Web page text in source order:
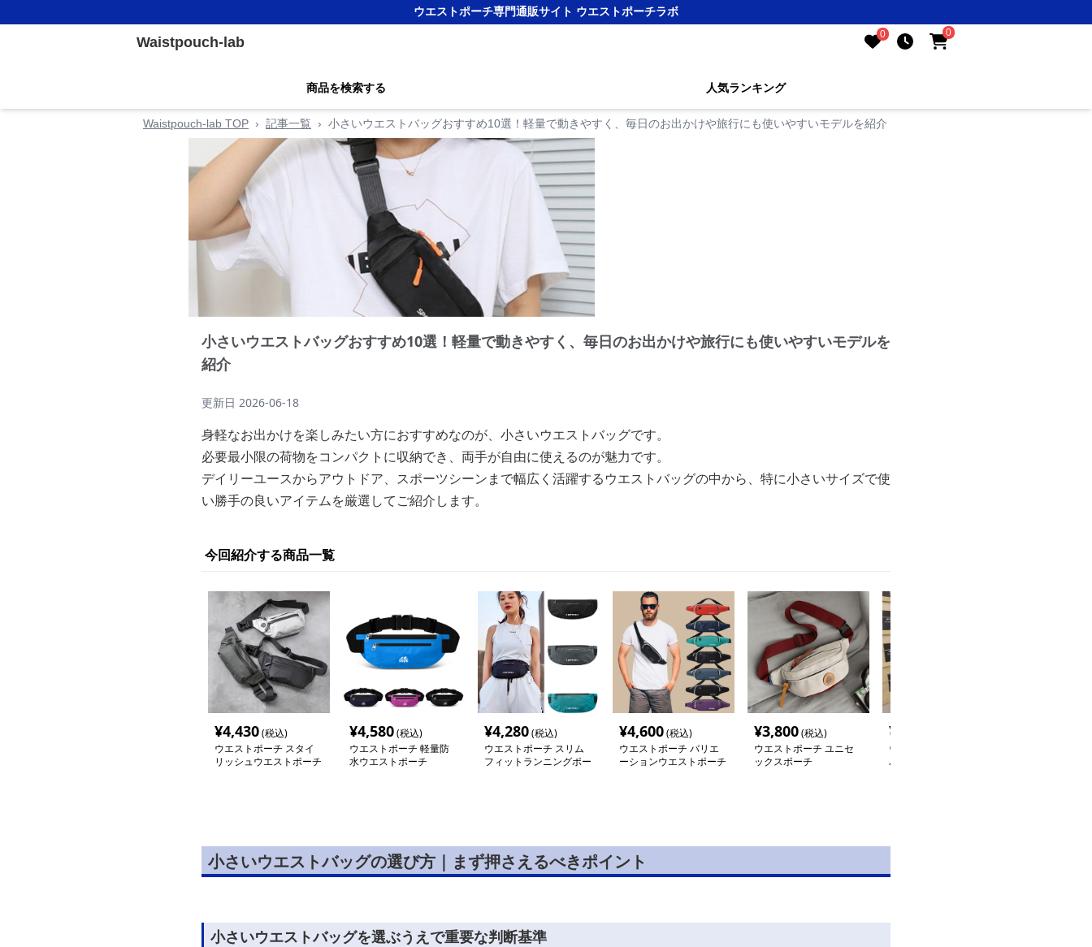
ウエストポーチ専門通販サイト ウエストポーチラボ
Waistpouch-lab 0 0
商品を検索する 人気ランキング
Waistpouch-lab TOP › 記事一覧 › 小さいウエストバッグおすすめ10選！軽量で動きやすく、毎日のお出かけや旅行にも使いやすいモデルを紹介
小さいウエストバッグおすすめ10選！軽量で動きやすく、毎日のお出かけや旅行にも使いやすいモデルを
紹介
更新日 2026-06-18
身軽なお出かけを楽しみたい方におすすめなのが、小さいウエストバッグです。
必要最小限の荷物をコンパクトに収納でき、両手が自由に使えるのが魅力です。
デイリーユースからアウトドア、スポーツシーンまで幅広く活躍するウエストバッグの中から、特に小さいサイズで使
い勝手の良いアイテムを厳選してご紹介します。
今回紹介する商品一覧
¥4,430(税込)
ウエストポーチ スタイ
リッシュウエストポーチ
¥4,580(税込)
ウエストポーチ 軽量防
水ウエストポーチ
¥4,280(税込)
ウエストポーチ スリム
フィットランニングポー
¥4,600(税込)
ウエストポーチ バリエ
ーションウエストポーチ
¥3,800(税込)
ウエストポーチ ユニセ
ックスポーチ
¥
ウエストポーチ キャン
バスポーチ
小さいウエストバッグの選び方｜まず押さえるべきポイント
小さいウエストバッグを選ぶうえで重要な判断基準